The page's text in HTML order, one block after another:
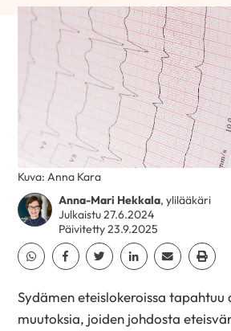
Anna-Mari Hekkala, ylilääkäri
Julkaistu 27.6.2024
Päivitetty 23.9.2025
Jaa Whatsapp
Jaa Facebook
Jaa TwitterJaa Linkedin
Jaa EmailJaa Print
Kuva: Anna Kara
Sydämen eteislokeroissa
muutoksia, joiden johdosta